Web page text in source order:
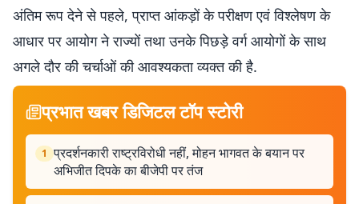
अंतिम रूप देने से पहले, प्राप्‍त आंकड़ों के परीक्षण एवं विश्‍लेषण के
आधार पर आयोग ने राज्‍यों तथा उनके पिछड़े वर्ग आयोगों के साथ
अगले दौर की चर्चाओं की आवश्‍यकता व्‍यक्‍त की है.
प्रभात खबर डिजिटल टॉप स्टोरी
1 प्रदर्शनकारी राष्ट्रविरोधी नहीं, मोहन भागवत के बयान पर
अभिजीत दिपके का बीजेपी पर तंज